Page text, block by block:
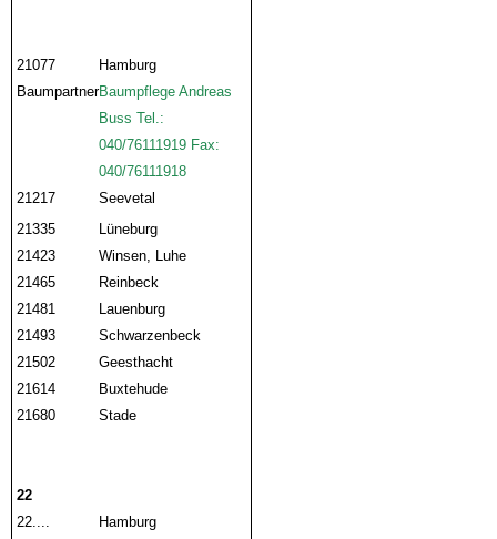
21077
Hamburg
BaumpartnerBaumpflege Andreas
Buss Tel.:
040/76111919 Fax:
040/76111918
21217
Seevetal
21335
Lüneburg
21423
Winsen, Luhe
21465
Reinbeck
21481
Lauenburg
21493
Schwarzenbeck
21502
Geesthacht
21614
Buxtehude
21680
Stade
22
22....
Hamburg